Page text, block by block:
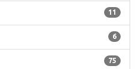
11
6
75